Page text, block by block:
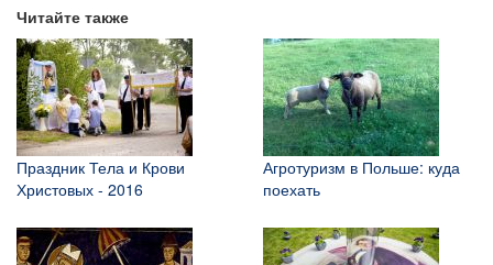
Читайте также
Праздник Тела и Крови
Христовых - 2016
Агротуризм в Польше: куда
поехать